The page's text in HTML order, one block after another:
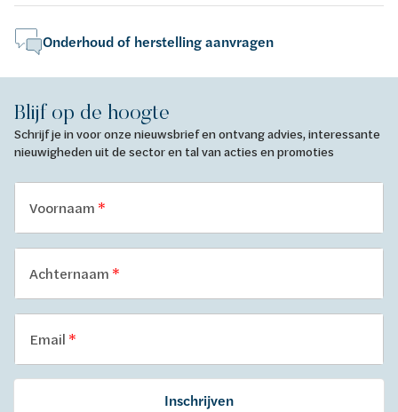
Onderhoud of herstelling aanvragen
Blijf op de hoogte
Schrijf je in voor onze nieuwsbrief en ontvang advies, interessante
nieuwigheden uit de sector en tal van acties en promoties
Voornaam
Achternaam
Email
Inschrijven